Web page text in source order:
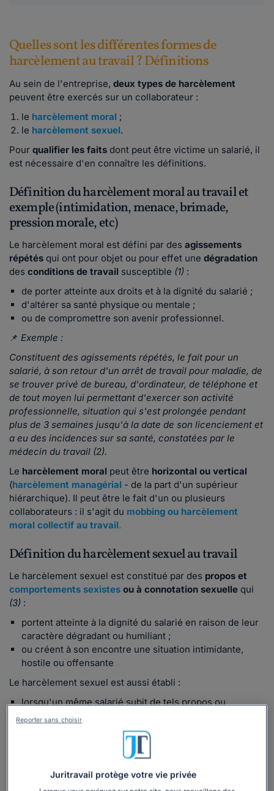
Quelles sont les différentes formes de
harcèlement au travail ? Définitions
Au sein de l'entreprise, deux types de harcèlement
peuvent être exercés sur un collaborateur :
le harcèlement moral ;
le harcèlement sexuel.
Pour qualifier les faits dont peut être victime un salarié, il
est nécessaire d'en connaître les définitions.
Définition du harcèlement moral au travail et
exemple (intimidation, menace, brimade,
pression morale, etc)
Le harcèlement moral est défini par des agissements
répétés qui ont pour objet ou pour effet une dégradation
des conditions de travail susceptible (1) :
de porter atteinte aux droits et à la dignité du salarié ;
d'altérer sa santé physique ou mentale ;
ou de compromettre son avenir professionnel.
📌 Exemple :
Constituent des agissements répétés, le fait pour un
salarié, à son retour d'un arrêt de travail pour maladie, de
se trouver privé de bureau, d'ordinateur, de téléphone et
de tout moyen lui permettant d'exercer son activité
professionnelle, situation qui s'est prolongée pendant
plus de 3 semaines jusqu'à la date de son licenciement et
a eu des incidences sur sa santé, constatées par le
médecin du travail (2).
Le harcèlement moral peut être horizontal ou vertical
(harcèlement managérial - de la part d'un supérieur
hiérarchique). Il peut être le fait d'un ou plusieurs
collaborateurs : il s'agit du mobbing ou harcèlement
moral collectif au travail.
Définition du harcèlement sexuel au travail
Le harcèlement sexuel est constitué par des propos et
comportements sexistes ou à connotation sexuelle qui
(3) :
portent atteinte à la dignité du salarié en raison de leur
caractère dégradant ou humiliant ;
ou créent à son encontre une situation intimidante,
hostile ou offensante
Le harcèlement sexuel est aussi établi :
lorsqu'un même salarié subit de tels propos ou
comportements
ou à l'instigation de l'une d'elles,
alors même que chacune de ces personnes
lorsqu'un même salarié subit de tels propos ou
Juritravail protège votre vie privée
Reporter sans choisir